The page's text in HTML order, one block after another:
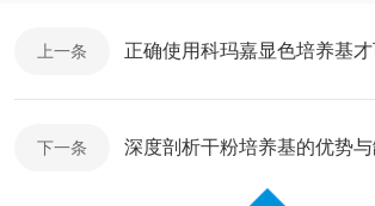
上一条
下一条 深度剖析干粉培养基的优势